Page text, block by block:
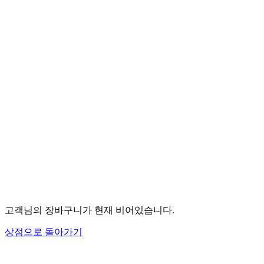
고객님의 장바구니가 현재 비어있습니다.
상점으로 돌아가기